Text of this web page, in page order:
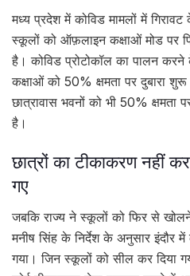
मध्य प्रदेश में कोविड मामलों में
स्कूलों को ऑफ़लाइन कक्षाओं मोड पर
है। कोविड प्रोटोकॉल का पालन
कक्षाओं को 50% क्षमता पर दुबारा
छात्रावास भवनों को भी 50% क्षमता
है।
छात्रों का टीकाकरण नहीं
गए
जबकि राज्य ने स्कूलों को फिर से
मनीष सिंह के निर्देश के अनुसार इंदौर
गया। जिन स्कूलों को सील कर दिया